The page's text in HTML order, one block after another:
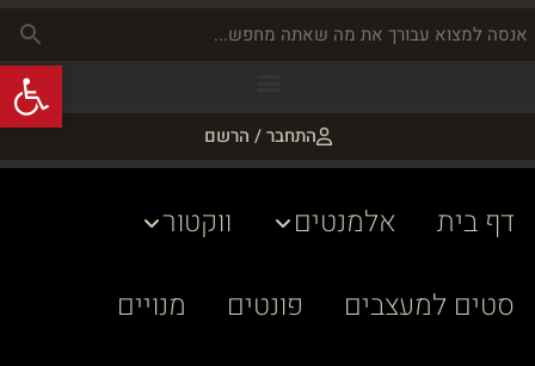
התחבר / הרשם
דף בית אלמנטים
ווקטור
סטים למעצבים
פונטים
מנויים